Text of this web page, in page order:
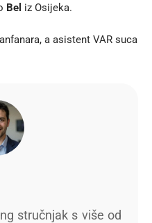
Bel iz Osijeka.
a asistent VAR suca
stručnjak s više od